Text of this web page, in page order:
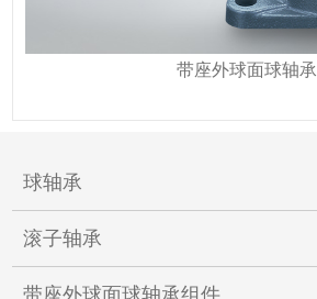
带座外球面球轴承
球轴承
滚子轴承